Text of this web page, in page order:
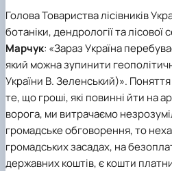
ГоловаТовариства лісівників
ботаніки, дендрології та лісової
Марчук: «Зараз Україна
який можна зупинити
України В. Зеленський)».
те, що гроші, які повинні йти на
ворога, ми витрачаємо
громадське обговорення, то
громадських засадах, на
державних коштів, є кошти